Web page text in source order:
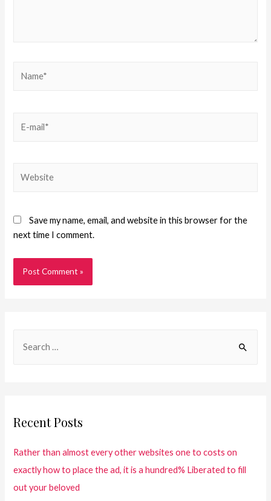
Save my name, email, and website in this browser for the
next time I comment.
Recent Posts
Rather than almost every other websites one to costs on
exactly how to place the ad, it is a hundred% Liberated to fill
out your beloved